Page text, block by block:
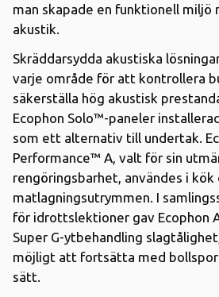
man skapade en funktionell miljö
akustik.
Skräddarsydda akustiska
varje område för att kontrollera
säkerställa hög akustisk
Ecophon Solo™-paneler
som ett alternativ till undertak.
Performance™ A, valt för sin
rengöringsbarhet, användes i kök
matlagningsutrymmen. I
för idrottslektioner gav Ecophon
Super G-ytbehandling
möjligt att fortsätta med
sätt.